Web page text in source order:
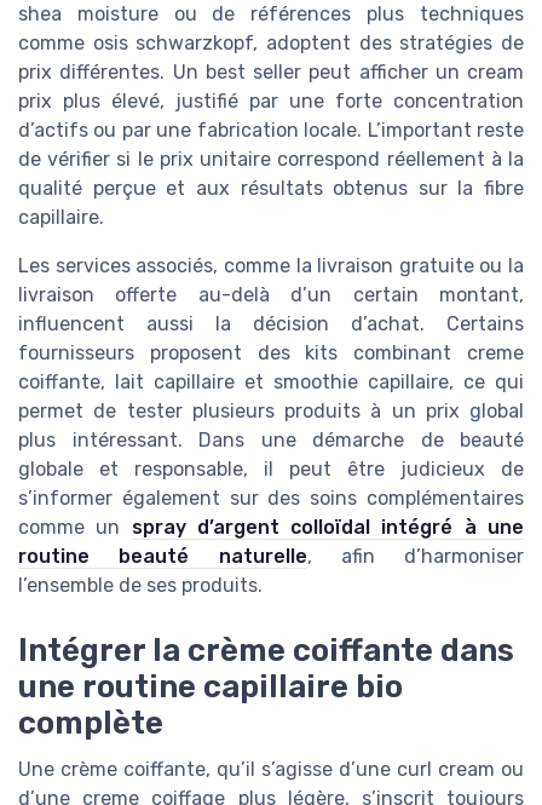
shea moisture ou de références plus techniques
comme osis schwarzkopf, adoptent des stratégies de
prix différentes. Un best seller peut afficher un cream
prix plus élevé, justifié par une forte concentration
d’actifs ou par une fabrication locale. L’important reste
de vérifier si le prix unitaire correspond réellement à la
qualité perçue et aux résultats obtenus sur la fibre
capillaire.
Les services associés, comme la livraison gratuite ou la
livraison offerte au-delà d’un certain montant,
influencent aussi la décision d’achat. Certains
fournisseurs proposent des kits combinant creme
coiffante, lait capillaire et smoothie capillaire, ce qui
permet de tester plusieurs produits à un prix global
plus intéressant. Dans une démarche de beauté
globale et responsable, il peut être judicieux de
s’informer également sur des soins complémentaires
comme un spray d’argent colloïdal intégré à une
routine beauté naturelle, afin d’harmoniser
l’ensemble de ses produits.
Intégrer la crème coiffante dans
une routine capillaire bio
complète
Une crème coiffante, qu’il s’agisse d’une curl cream ou
d’une creme coiffage plus légère, s’inscrit toujours